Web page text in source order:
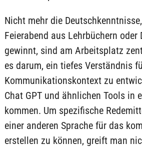
Nicht mehr die
Feierabend aus Lehrbüchern oder
gewinnt, sind am Arbeitsplatz
es darum, ein tiefes Verständnis
Kommunikationskontext zu
Chat GPT und ähnlichen Tools in
kommen. Um spezifische
einer anderen Sprache für das
erstellen zu können, greift man